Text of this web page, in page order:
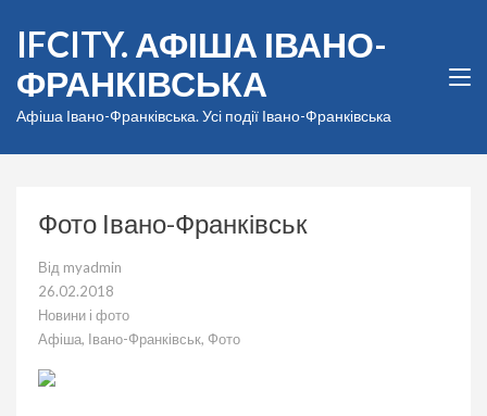
вмісту
(натисніть
Enter)
IFCITY. АФІША ІВАНО-
ФРАНКІВСЬКА
Афіша Івано-Франківська. Усі події Івано-Франківська
Фото Івано-Франківськ
Від myadmin
26.02.2018
Новини і фото
Афіша, Івано-Франківськ, Фото